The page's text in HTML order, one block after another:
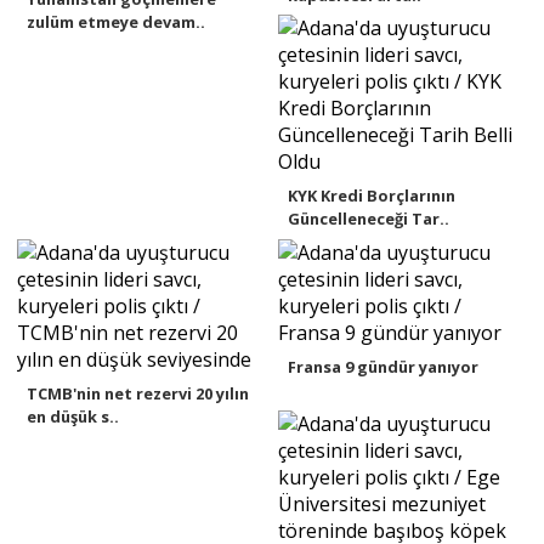
zulüm etmeye devam..
KYK Kredi Borçlarının
Güncelleneceği Tar..
TCMB'nin net rezervi 20 yılın
en düşük s..
Fransa 9 gündür yanıyor